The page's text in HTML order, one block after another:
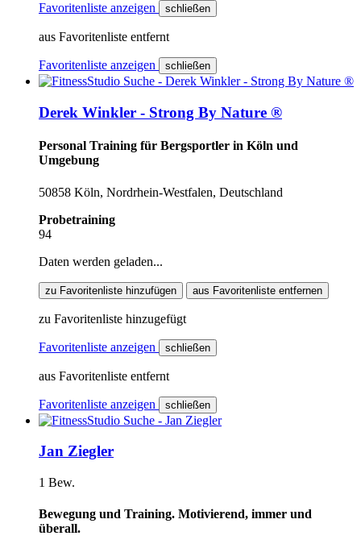
Favoritenliste anzeigen schließen
aus Favoritenliste entfernt
Favoritenliste anzeigen schließen
Derek Winkler - Strong By Nature ®
Personal Training für Bergsportler in Köln und
Umgebung
50858 Köln, Nordrhein-Westfalen, Deutschland
Probetraining
94
Daten werden geladen...
zu Favoritenliste hinzufügen aus Favoritenliste entfernen
zu Favoritenliste hinzugefügt
Favoritenliste anzeigen schließen
aus Favoritenliste entfernt
Favoritenliste anzeigen schließen
Jan Ziegler
1 Bew.
Bewegung und Training. Motivierend, immer und
überall.